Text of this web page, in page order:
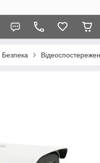
Безпека